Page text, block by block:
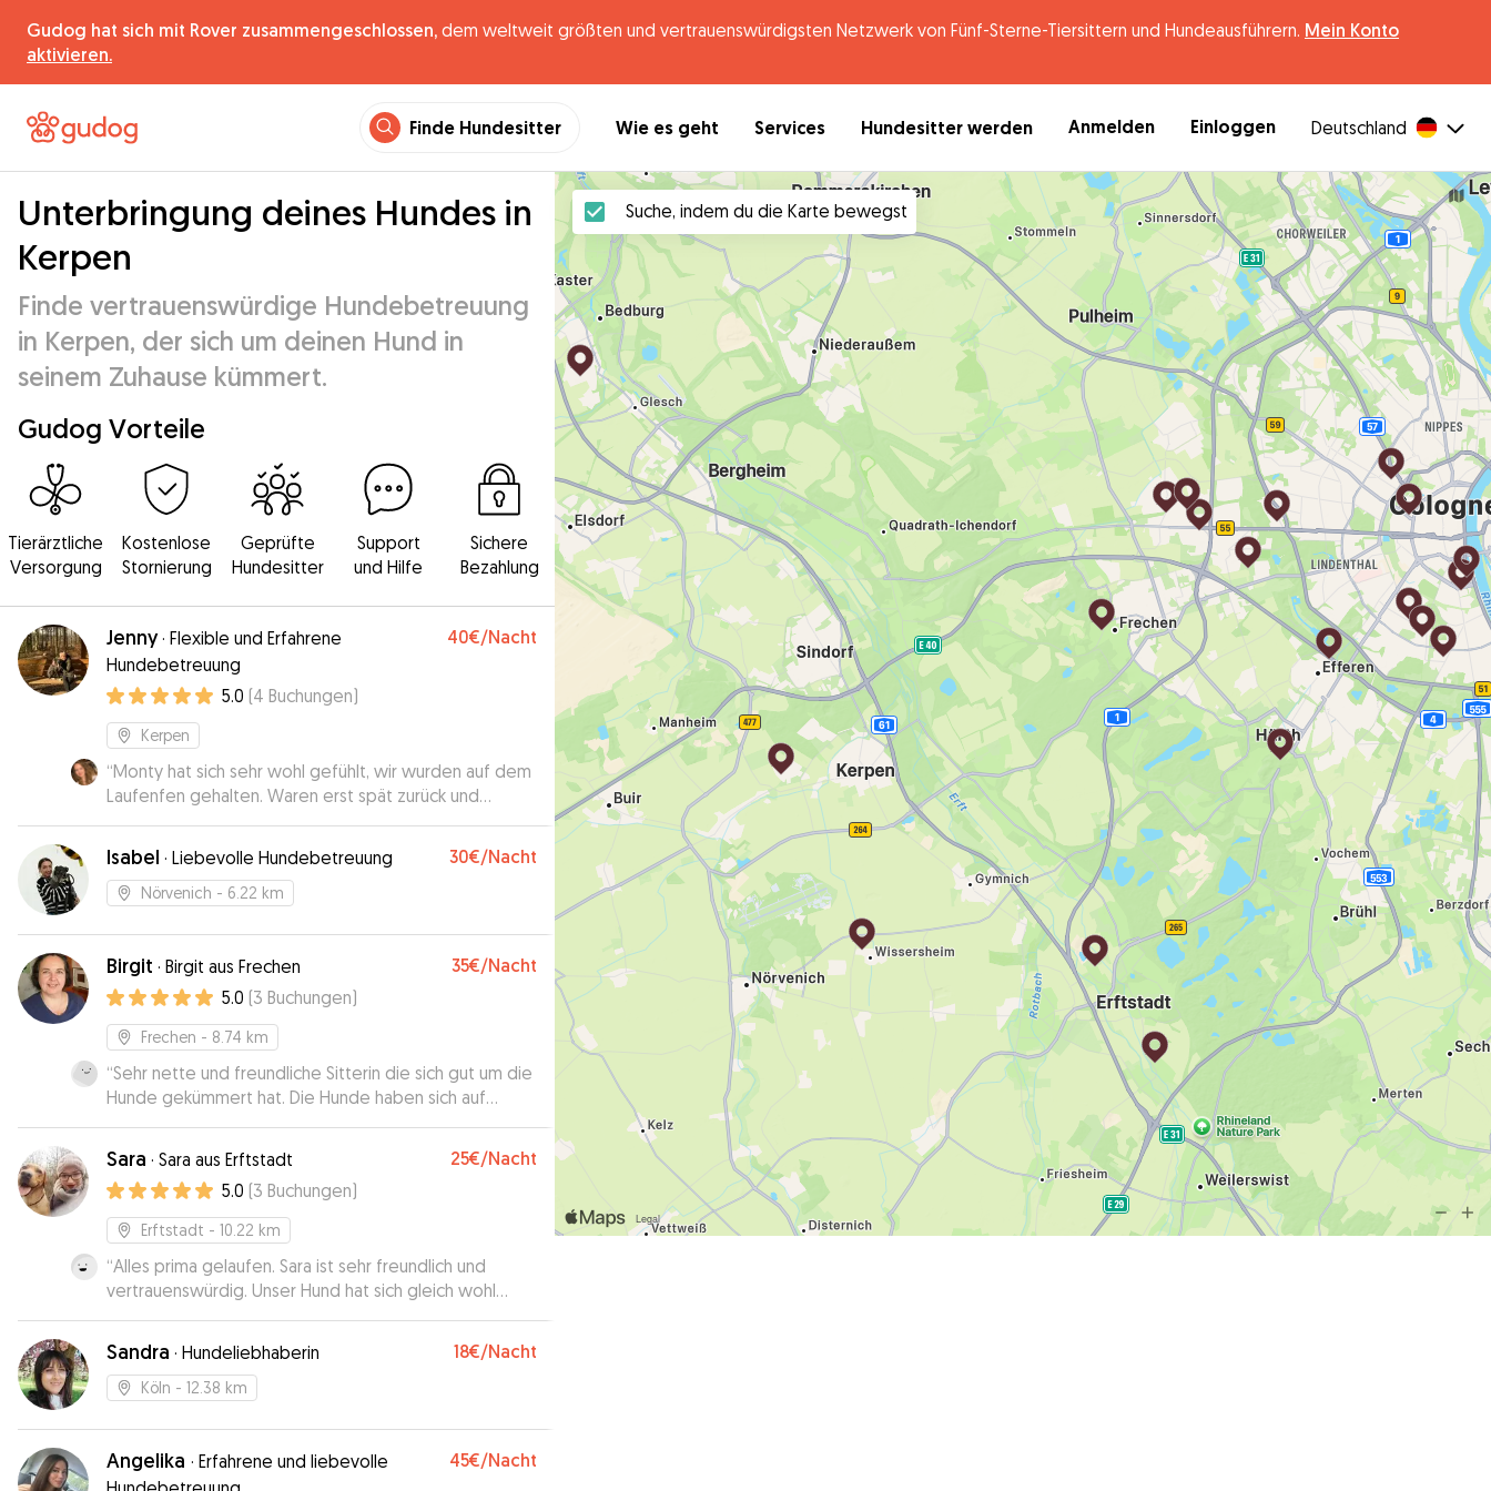
Gudog hat sich mit Rover zusammengeschlossen, dem weltweit größten und vertrauenswürdigsten Netzwerk von Fünf-Sterne-Tiersittern und Hundeausführern. Mein Konto
aktivieren.
Finde Hundesitter Wie es geht Services Hundesitter werden Anmelden Einloggen Deutschland
Unterbringung deines Hundes in
Kerpen
Finde vertrauenswürdige Hundebetreuung
in Kerpen, der sich um deinen Hund in
seinem Zuhause kümmert.
Gudog Vorteile
Tierärztliche
Versorgung
Kostenlose
Stornierung
Geprüfte
Hundesitter
Support
und Hilfe
Sichere
Bezahlung
Jenny· Flexible und Erfahrene
Hundebetreuung
40€/Nacht
5.0 (4 Buchungen)
Kerpen
“Monty hat sich sehr wohl gefühlt, wir wurden auf dem
Laufenfen gehalten. Waren erst spät zurück und
konnten Monty nachts noch abholen, danke für die
tolle Betreuung. 😊
Isabel · Liebevolle Hundebetreuung 30€/Nacht
Nörvenich - 6.22 km
Birgit · Birgit aus Frechen 35€/Nacht
5.0 (3 Buchungen)
Frechen - 8.74 km
“Sehr nette und freundliche Sitterin die sich gut um die
Hunde gekümmert hat. Die Hunde haben sich auf
Anhieb wohlgefühlt. Würde ich immer wieder Buchen.”
Sara · Sara aus Erftstadt 25€/Nacht
5.0 (3 Buchungen)
Erftstadt - 10.22 km
“Alles prima gelaufen. Sara ist sehr freundlich und
vertrauenswürdig. Unser Hund hat sich gleich wohl
gefühlt, wie uns auch mit einem Bild zwischendrin
gezeigt wurde. So kann man beruhigt den Tag
genießen. 🐶☺️”
Sandra · Hundeliebhaberin 18€/Nacht
Köln - 12.38 km
Angelika · Erfahrene und liebevolle
45€/Nacht
Suche, indem du die Karte bewegst